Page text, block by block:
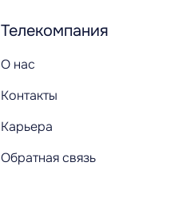
Телекомпания
О нас
Контакты
Карьера
Обратная связь